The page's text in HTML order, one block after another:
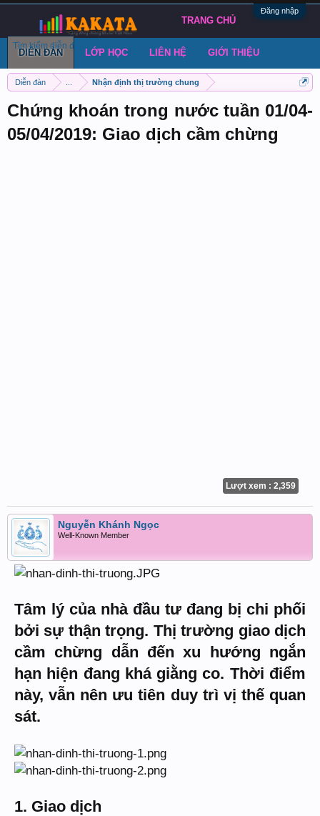
Đăng nhập
Diễn đàn Nhận định thị trường chung
Chứng khoán trong nước tuần 01/04-
05/04/2019: Giao dịch cầm chừng
Lượt xem : 2,359
Nguyễn Khánh Ngọc
Well-Known Member
Tâm lý của nhà đầu tư đang bị chi phối
bởi sự thận trọng. Thị trường giao dịch
cầm chừng dẫn đến xu hướng ngắn
hạn hiện đang khá giằng co. Thời điểm
này, vẫn nên ưu tiên duy trì vị thế quan
sát.
1. Giao dịch
TRANG CHỦ
DIỄN ĐÀN
Tìm kiếm diễn đàn Bài viết gần đây Đăng chủ đề
LỚP HỌC LIÊN HỆ GIỚI THIỆU